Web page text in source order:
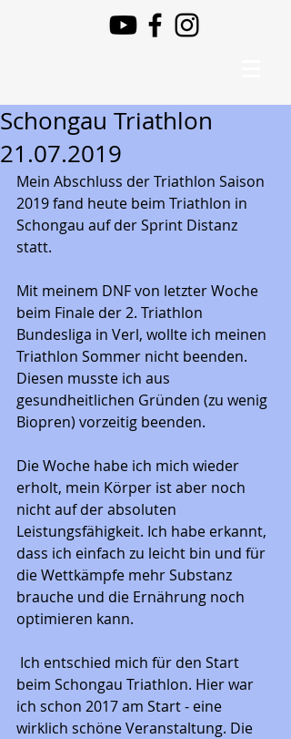
Schongau Triathlon
21.07.2019
Mein Abschluss der Triathlon Saison
2019 fand heute beim Triathlon in
Schongau auf der Sprint Distanz
statt.
Mit meinem DNF von letzter Woche
beim Finale der 2. Triathlon
Bundesliga in Verl, wollte ich meinen
Triathlon Sommer nicht beenden.
Diesen musste ich aus
gesundheitlichen Gründen (zu wenig
Biopren) vorzeitig beenden.
Die Woche habe ich mich wieder
erholt, mein Körper ist aber noch
nicht auf der absoluten
Leistungsfähigkeit. Ich habe erkannt,
dass ich einfach zu leicht bin und für
die Wettkämpfe mehr Substanz
brauche und die Ernährung noch
optimieren kann.
beim Schongau Triathlon. Hier war
ich schon 2017 am Start - eine
wirklich schöne Veranstaltung. Die